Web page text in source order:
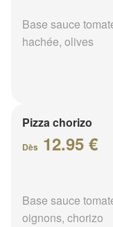
Base sauce
hachée, olives
Pizza chorizo
Dès 12.95 €
Base sauce
oignons, chorizo